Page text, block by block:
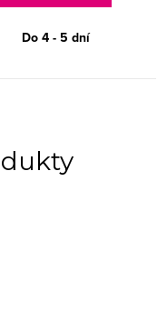
Do 4 - 5 dní